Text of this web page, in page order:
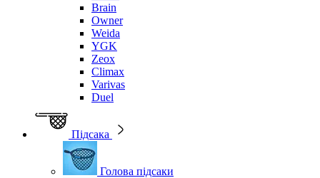
Brain
Owner
Weida
YGK
Zeox
Climax
Varivas
Duel
Підсака
Голова підсаки